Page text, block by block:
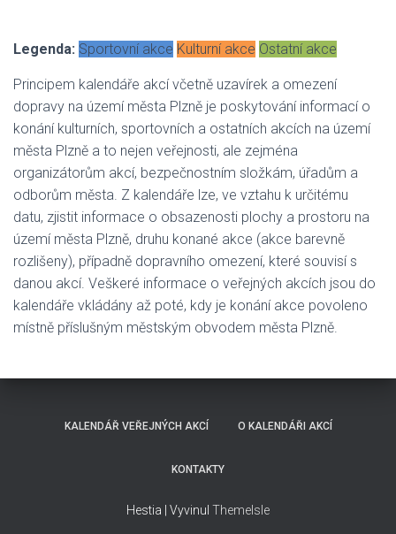
Legenda: Sportovní akce Kulturní akce Ostatní akce
Principem kalendáře akcí včetně uzavírek a omezení
dopravy na území města Plzně je poskytování informací o
konání kulturních, sportovních a ostatních akcích na území
města Plzně a to nejen veřejnosti, ale zejména
organizátorům akcí, bezpečnostním složkám, úřadům a
odborům města. Z kalendáře lze, ve vztahu k určitému
datu, zjistit informace o obsazenosti plochy a prostoru na
území města Plzně, druhu konané akce (akce barevně
rozlišeny), případně dopravního omezení, které souvisí s
danou akcí. Veškeré informace o veřejných akcích jsou do
kalendáře vkládány až poté, kdy je konání akce povoleno
místně příslušným městským obvodem města Plzně.
KALENDÁŘ VEŘEJNÝCH AKCÍ O KALENDÁŘI AKCÍ
KONTAKTY
Hestia | Vyvinul ThemeIsle